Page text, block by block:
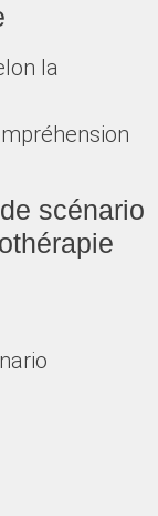
la
scénario